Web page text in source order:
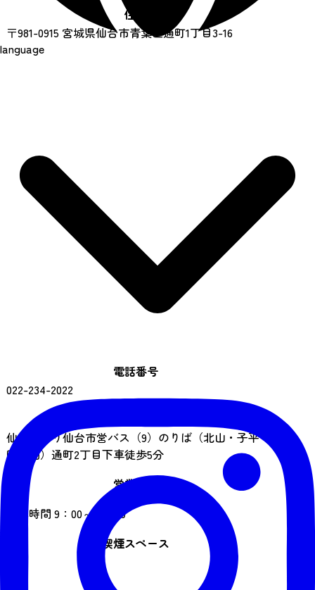
language
住所
〒981-0915 宮城県仙台市青葉区通町1丁目3-16
電話番号
022-234-2022
仙台駅より仙台市営バス（9）のりば（北山・子平
町方面）通町2丁目下車徒歩5分
営業時間
参拝時間 9：00～16：00
喫煙スペース
なし